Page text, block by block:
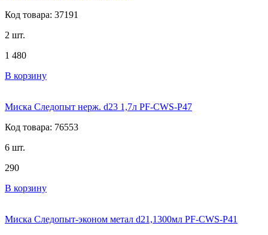
Код товара: 37191
2 шт.
1 480
В корзину
Миска Следопыт нерж. d23 1,7л PF-CWS-P47
Код товара: 76553
6 шт.
290
В корзину
Миска Следопыт-эконом метал d21,1300мл PF-CWS-P41